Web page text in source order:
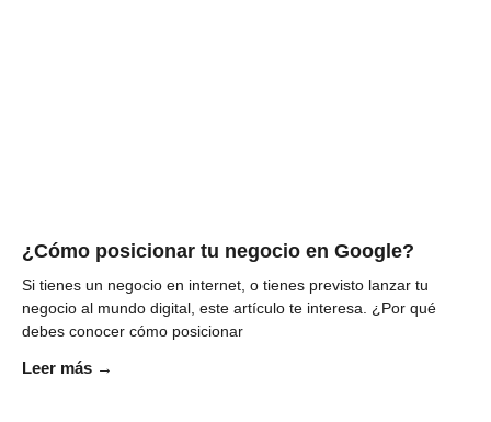
¿Cómo posicionar tu negocio en Google?
Si tienes un negocio en internet, o tienes previsto lanzar tu
negocio al mundo digital, este artículo te interesa. ¿Por qué
debes conocer cómo posicionar
Leer más →